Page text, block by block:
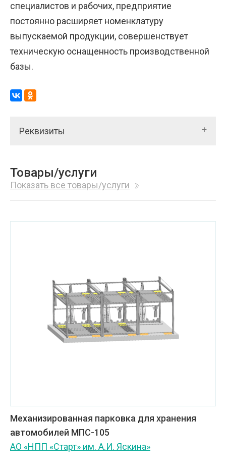
специалистов и рабочих, предприятие
постоянно расширяет номенклатуру
выпускаемой продукции, совершенствует
техническую оснащенность производственной
базы.
Реквизиты
Товары/услуги
Показать все товары/услуги
Механизированная парковка для хранения
автомобилей МПС-105
АО «НПП «Старт» им. А.И. Яскина»